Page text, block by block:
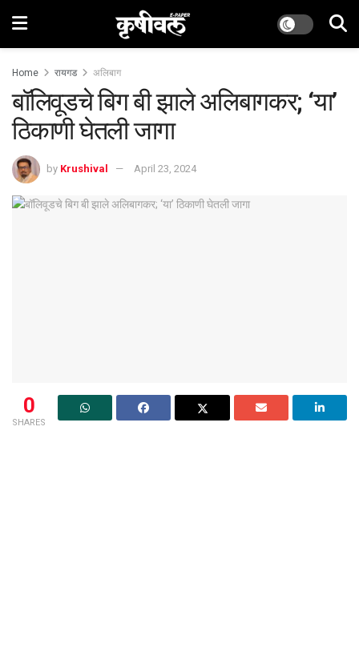
Home रायगड अलिबाग
बॉलिवूडचे बिग बी झाले अलिबागकर; ‘या’
ठिकाणी घेतली जागा
by Krushival April 23, 2024
0
SHARES